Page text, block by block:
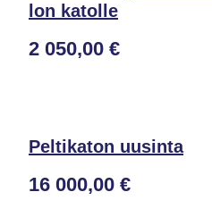
lon katolle
2 050,00 €
Peltikaton uusinta
16 000,00 €